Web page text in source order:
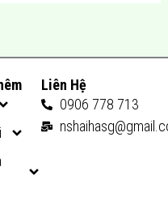
Liên Hệ
0906 778 713